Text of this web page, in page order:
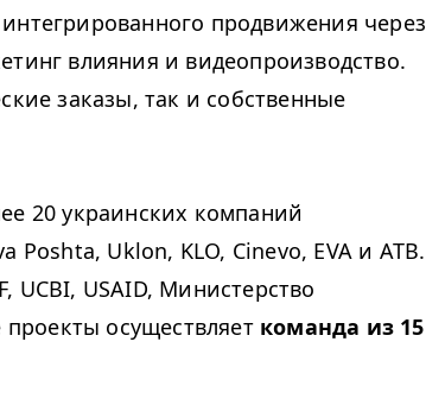
продвижения через
влияния и видеопроизводство.
заказы, так и собственные
20 украинских компаний
Poshta, Uklon, KLO, Cinevo, EVA и ATB.
, UCBI, USAID, Министерство
осуществляет команда из 15